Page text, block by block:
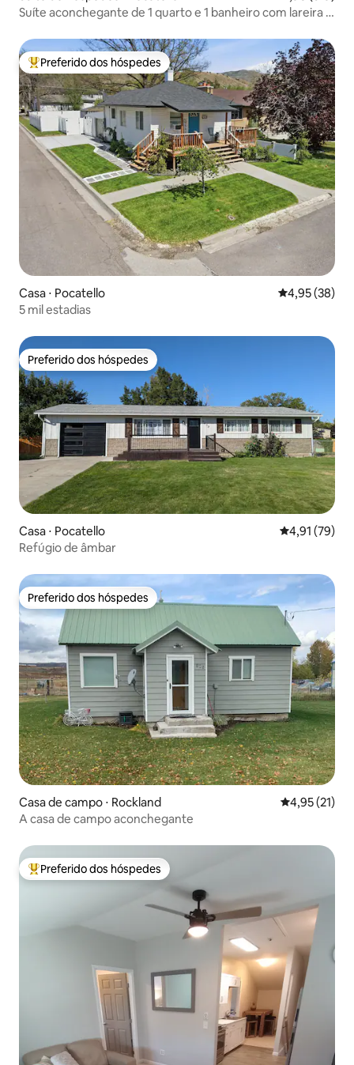
Suíte aconchegante de 1 quarto e 1 banheiro com lareira e
Entre os melhores preferidos dos hóspedes
Preferido dos hóspedes
Casa ⋅ Pocatello 4,95 de uma
4,95 (38)
5 mil estadias
Preferido dos hóspedes
Preferido dos hóspedes
Casa ⋅ Pocatello 4,91 de uma
4,91 (79)
Refúgio de âmbar
Preferido dos hóspedes
Preferido dos hóspedes
Casa de campo ⋅ Rockland 4,95 de uma
4,95 (21)
A casa de campo aconchegante
Entre os melhores preferidos dos hóspedes
Preferido dos hóspedes